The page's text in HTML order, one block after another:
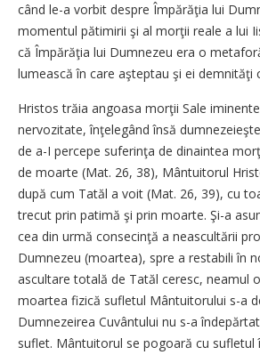
când le-a vorbit despre Împărăţia lui
momentul pătimirii şi al morţii reale a lui
că Împărăţia lui Dumnezeu era o
lumească în care aşteptau şi ei demnităţi
Hristos trăia angoasa morţii Sale
nervozitate, înţelegând însă
de a-I percepe suferinţa de dinaintea
de moarte (Mat. 26, 38), Mântuitorul
după cum Tatăl a voit (Mat. 26, 39), cu
trecut prin patimă şi prin moarte. Şi-a
cea din urmă consecinţă a neascultării
Dumnezeu (moartea), spre a restabili în
ascultare totală de Tatăl ceresc, neamul
moartea fizică sufletul Mântuitorului s-a
Dumnezeirea Cuvântului nu s-a
suflet. Mântuitorul se pogoară cu sufletul